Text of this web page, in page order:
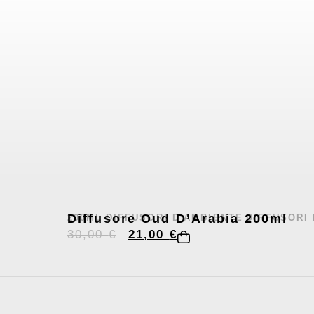
200ML DIFFUSORI D'AMBIENTE DIFFUSORI
Diffusore Oud D’Arabia 200ml
30,00€ 21,00 €